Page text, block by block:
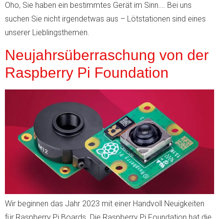
Oho, Sie haben ein bestimmtes Gerät im Sinn…. Bei uns
suchen Sie nicht irgendetwas aus – Lötstationen sind eines
unserer Lieblingsthemen.
Neujahrsüberraschung von der
Raspberry Pi Foundation
Wir beginnen das Jahr 2023 mit einer Handvoll Neuigkeiten